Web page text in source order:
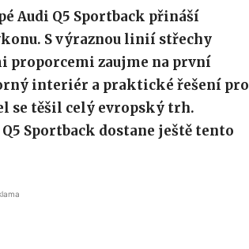
Audi Q5 Sportback přináší
S výraznou linií střechy
zaujme na první
interiér a praktické řešení pro
se těšil celý evropský trh.
Sportback dostane ještě tento